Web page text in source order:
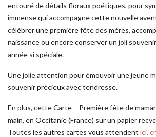
entouré de détails floraux poétiques, pour
immense qui accompagne cette nouvelle
célébrer une première fête des mères,
naissance ou encore conserver un joli
année si spéciale.
Une jolie attention pour émouvoir une jeune
souvenir précieux avec tendresse.
En plus, cette Carte – Première fête de
main, en Occitanie (France) sur un papier
Toutes les autres cartes vous attendent ici,